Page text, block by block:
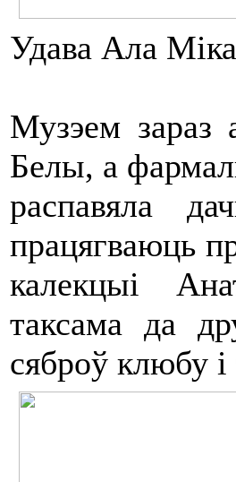
Удава Ала
Музэем зараз
Белы, а
распавяла
працягваюць
калекцыі
таксама да
сяброў клюбу